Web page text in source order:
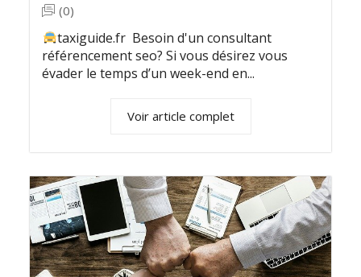
(0)
taxiguide.fr Besoin d'un consultant
référencement seo? Si vous désirez vous
évader le temps d’un week-end en...
Voir article complet